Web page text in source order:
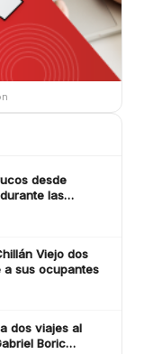
desde
las
Viejo dos
sus ocupantes
dos viajes al
Boric